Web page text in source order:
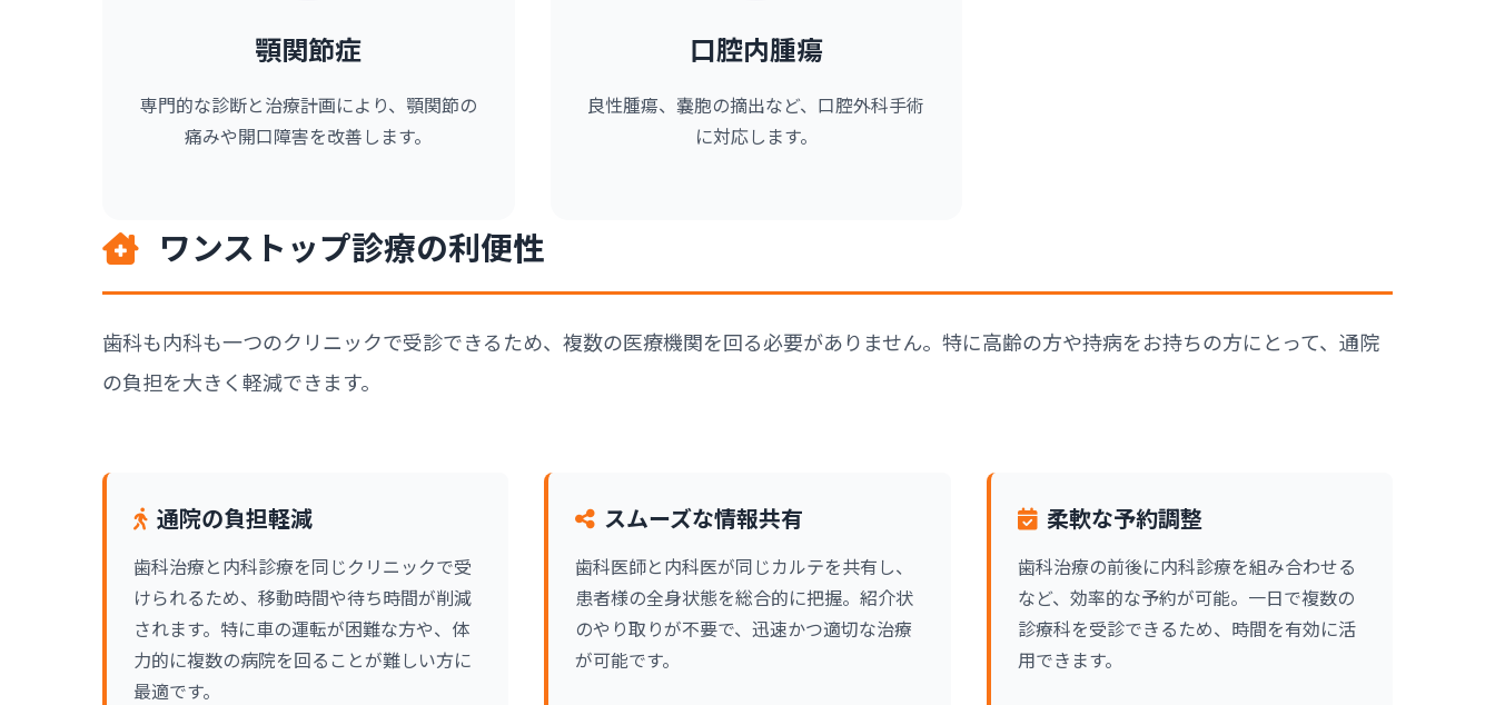
顎関節症
専門的な診断と治療計画により、顎関節の
痛みや開口障害を改善します。
口腔内腫瘍
良性腫瘍、嚢胞の摘出など、口腔外科手術
に対応します。
ワンストップ診療の利便性
歯科も内科も一つのクリニックで受診できるため、複数の医療機関を回る必要がありません。特に高齢の方や持病をお持ちの方にとって、通院
の負担を大きく軽減できます。
通院の負担軽減
歯科治療と内科診療を同じクリニックで受
けられるため、移動時間や待ち時間が削減
されます。特に車の運転が困難な方や、体
力的に複数の病院を回ることが難しい方に
最適です。
スムーズな情報共有
歯科医師と内科医が同じカルテを共有し、
患者様の全身状態を総合的に把握。紹介状
のやり取りが不要で、迅速かつ適切な治療
が可能です。
柔軟な予約調整
歯科治療の前後に内科診療を組み合わせる
など、効率的な予約が可能。一日で複数の
診療科を受診できるため、時間を有効に活
用できます。